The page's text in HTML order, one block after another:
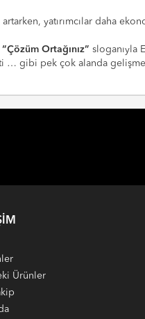
yatırımcılar daha
“Çözüm Ortağınız” sloganıyla
… gibi pek çok alanda
Ürünler